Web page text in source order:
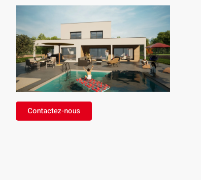
Contactez-nous